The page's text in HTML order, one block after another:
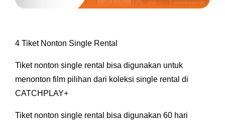
4 Tiket Nonton Single Rental
Tiket nonton single rental bisa digunakan untuk
menonton film pilihan dari koleksi single rental di
CATCHPLAY+
Tiket nonton single rental bisa digunakan 60 hari